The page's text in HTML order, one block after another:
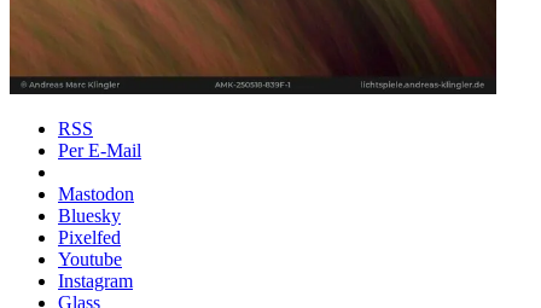
RSS
Per E-Mail
Mastodon
Bluesky
Pixelfed
Youtube
Instagram
Glass